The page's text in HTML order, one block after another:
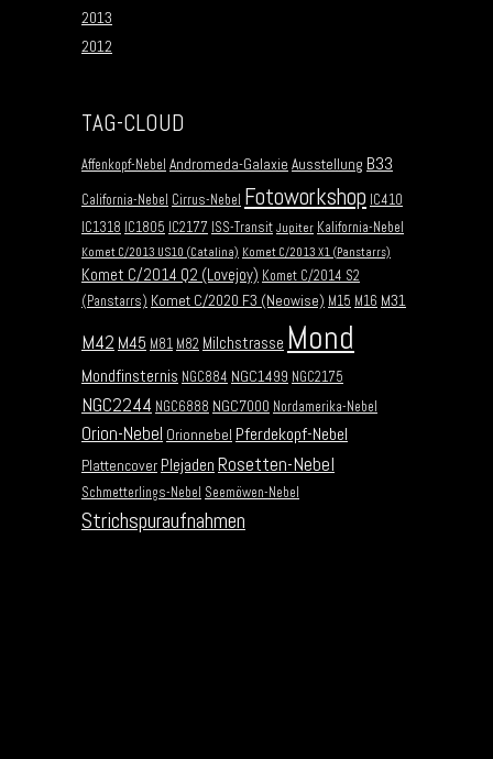
2013
2012
TAG-CLOUD
Affenkopf-Nebel Andromeda-Galaxie Ausstellung B33
California-Nebel Cirrus-Nebel Fotoworkshop IC410
IC1318 IC1805 IC2177 ISS-Transit Jupiter Kalifornia-Nebel
Komet C/2013 US10 (Catalina) Komet C/2013 X1 (Panstarrs)
Komet C/2014 Q2 (Lovejoy) Komet C/2014 S2
(Panstarrs) Komet C/2020 F3 (Neowise) M15 M16 M31
M42 M45 M81 M82 Milchstrasse Mond
Mondfinsternis NGC884 NGC1499 NGC2175
NGC2244 NGC6888 NGC7000 Nordamerika-Nebel
Orion-Nebel Orionnebel Pferdekopf-Nebel
Plattencover Plejaden Rosetten-Nebel
Schmetterlings-Nebel Seemöwen-Nebel
Strichspuraufnahmen